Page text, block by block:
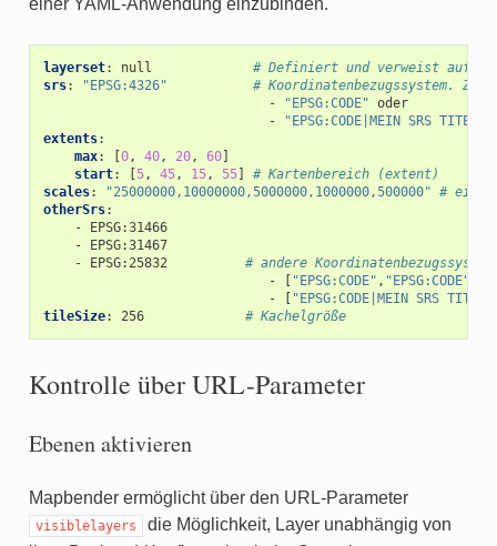
einer YAML-Anwendung einzubinden.
layerset: null
# Definiert und verweist auf
srs: "EPSG:4326"
# Koordinatenbezugssystem.
-
"EPSG:CODE" oder
-
"EPSG:CODE|MEIN SRS TITEL"
extents:
max: 0, 40, 20, 60]
start: 5, 45, 15, 55]
# Kartenbereich (extent)
scales: "25000000,10000000,5000000,1000000,500000" # eine
otherSrs:
-
EPSG:31466
-
EPSG:31467
-
EPSG:25832
# andere
-
"EPSG:CODE" , "EPSG:CODE"
-
"EPSG:CODE|MEIN SRS TITEL"
tileSize: 256 # Kachelgröße
Kontrolle über URL-Parameter
Ebenen aktivieren
Mapbender ermöglicht über den URL-Parameter
visiblelayers
die Möglichkeit, Layer unabhängig von